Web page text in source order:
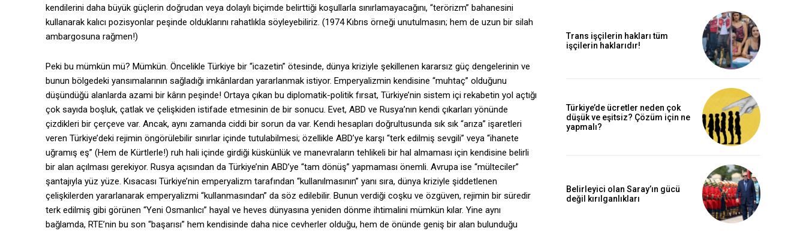
kendilerini daha büyük güçlerin doğrudan veya dolaylı biçimde belirttiği koşullarla sınırlamayacağını, “terörizm” bahanesini
kullanarak kalıcı pozisyonlar peşinde olduklarını rahatlıkla söyleyebiliriz. (1974 Kıbrıs örneği unutulmasın; hem de uzun bir silah
ambargosuna rağmen!)
Peki bu mümkün mü? Mümkün. Öncelikle Türkiye bir “icazetin” ötesinde, dünya kriziyle şekillenen kararsız güç dengelerinin ve
bunun bölgedeki yansımalarının sağladığı imkânlardan yararlanmak istiyor. Emperyalizmin kendisine “muhtaç” olduğunu
düşündüğü alanlarda azami bir kârın peşinde! Ortaya çıkan bu diplomatik-politik fırsat, Türkiye’nin sistem içi rekabetin yol açtığı
çok sayıda boşluk, çatlak ve çelişkiden istifade etmesinin de bir sonucu. Evet, ABD ve Rusya’nın kendi çıkarları yönünde
çizdikleri bir çerçeve var. Ancak, aynı zamanda ciddi bir sorun da var. Kendi hesapları doğrultusunda sık sık “arıza” işaretleri
veren Türkiye’deki rejimin öngörülebilir sınırlar içinde tutulabilmesi; özellikle ABD’ye karşı “terk edilmiş sevgili” veya “ihanete
uğramış eş” (Hem de Kürtlerle!) ruh hali içinde girdiği küskünlük ve manevraların tehlikeli bir hal almaması için kendisine belirli
bir alan açılması gerekiyor. Rusya açısından da Türkiye’nin ABD’ye “tam dönüş” yapmaması önemli. Avrupa ise “mülteciler”
şantajıyla yüz yüze. Kısacası Türkiye’nin emperyalizm tarafından “kullanılmasının” yanı sıra, dünya kriziyle şiddetlenen
çelişkilerden yararlanarak emperyalizmi “kullanmasından” da söz edilebilir. Bunun verdiği coşku ve özgüven, rejimin bir süredir
terk edilmiş gibi görünen “Yeni Osmanlıcı” hayal ve heves dünyasına yeniden dönme ihtimalini mümkün kılar. Yine aynı
bağlamda, RTE’nin bu son “başarısı” hem kendisinde daha nice cevherler olduğu, hem de önünde geniş bir alan bulunduğu
Trans işçilerin hakları tüm
işçilerin haklarıdır!
Türkiye’de ücretler neden çok
düşük ve eşitsiz? Çözüm için ne
yapmalı?
Belirleyici olan Saray’ın gücü
değil kırılganlıkları